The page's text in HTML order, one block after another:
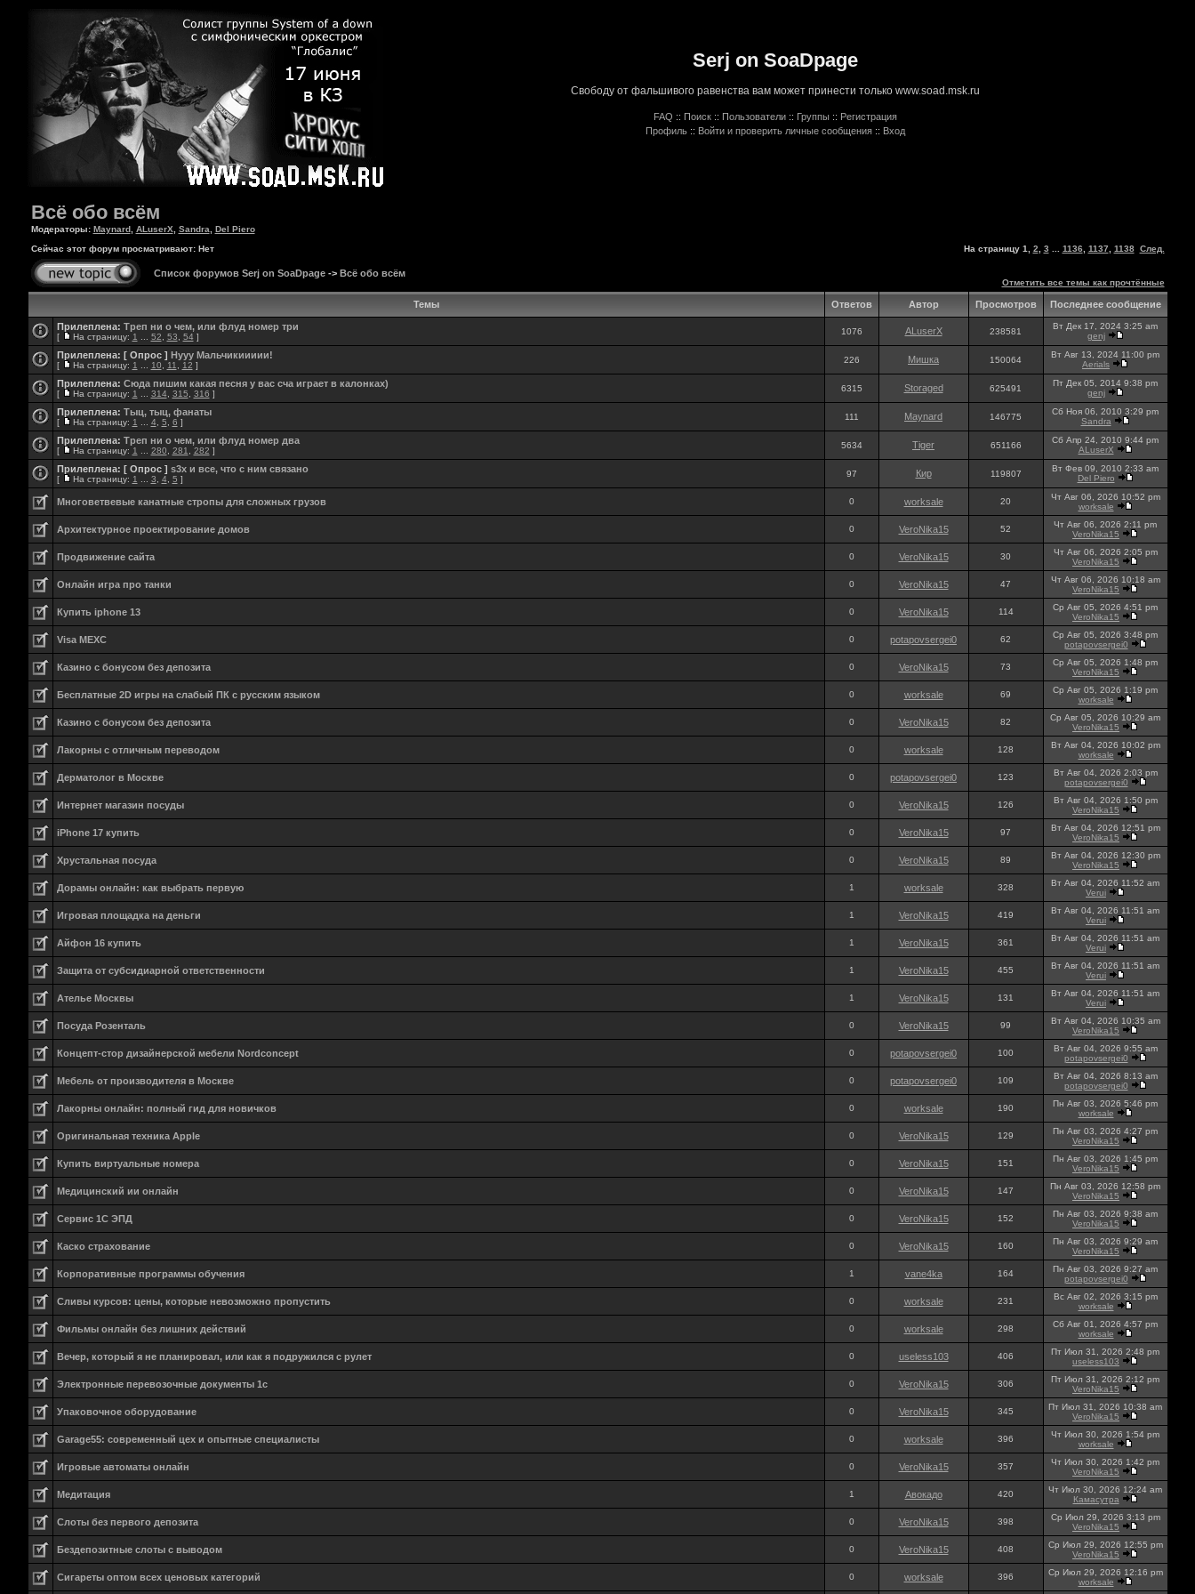
Serj on SoaDpage
Свободу от фальшивого равенства вам может принести только www.soad.msk.ru
FAQ :: Поиск :: Пользователи :: Группы :: Регистрация
Профиль :: Войти и проверить личные сообщения :: Вход
Всё обо всём
Модераторы: Maynard, ALuserX Sandra
Del Piero
Сейчас этот форум просматривают: Нет
На страницу 1 2 3 1136 1137 1138 След.
Список форумов Serj on SoaDpage-> Всё обо всём
Отметить все темы как прочтённые
Темы Ответов Автор Просмотров Последнее сообщение
Прилеплена: Треп ни о чем, или флуд номер три
[ На страницу: 1 52 53 54 ]
1076 ALuserX 238581
Вт Дек 17, 2024 3:25 am
genj
Прилеплена: [ Опрос ] Нууу Мальчикиииии!
[ На страницу: 1 10 11 12 ]
226 Мишка 150064
Вт Авг 13, 2024 11:00 pm
Aerials
Прилеплена: Сюда пишим какая песня у вас сча играет в калонках)
[ На страницу: 1 314 315 316 ]
6315 Storaged 625491
Пт Дек 05, 2014 9:38 pm
genj
Прилеплена: Тыц, тыц, фанаты
[ На страницу: 1 4 5 6 ]
111 Maynard 146775
Сб Ноя 06, 2010 3:29 pm
Sandra
Прилеплена: Треп ни о чем, или флуд номер два
[ На страницу: 1 280 281 282 ]
5634 Tiger 651166
Сб Апр 24, 2010 9:44 pm
ALuserX
Прилеплена: [ Опрос ] s3x и все, что с ним связано
[ На страницу: 1 3 4 5 ]
97 Кир 119807
Вт Фев 09, 2010 2:33 am
Del Piero
Многоветвевые канатные стропы для сложных грузов 0 worksale 20
Чт Авг 06, 2026 10:52 pm
worksale
Aрхитектурное проектирование домов 0 VeroNika15 52
Чт Авг 06, 2026 2:11 pm
VeroNika15
Продвижение сайта 0 VeroNika15 30
Чт Авг 06, 2026 2:05 pm
VeroNika15
Онлайн игра про танки 0 VeroNika15 47
Чт Авг 06, 2026 10:18 am
VeroNika15
Купить iphone 13 0 VeroNika15 114
Ср Авг 05, 2026 4:51 pm
VeroNika15
Visa MEXC 0 potapovsergei0 62
Ср Авг 05, 2026 3:48 pm
potapovsergei0
Казино с бонусом без депозита 0 VeroNika15 73
Ср Авг 05, 2026 1:48 pm
VeroNika15
Бесплатные 2D игры на слабый ПК с русским языком 0 worksale 69
Ср Авг 05, 2026 1:19 pm
worksale
Казино с бонусом без депозита 0 VeroNika15 82
Ср Авг 05, 2026 10:29 am
VeroNika15
Лакорны с отличным переводом 0 worksale 128
Вт Авг 04, 2026 10:02 pm
worksale
Дерматолог в Москве 0 potapovsergei0 123
Вт Авг 04, 2026 2:03 pm
potapovsergei0
Интернет магазин посуды 0 VeroNika15 126
Вт Авг 04, 2026 1:50 pm
VeroNika15
iPhone 17 купить 0 VeroNika15 97
Вт Авг 04, 2026 12:51 pm
VeroNika15
Хрустальная посуда 0 VeroNika15 89
Вт Авг 04, 2026 12:30 pm
VeroNika15
Дорамы онлайн: как выбрать первую 1 worksale 328
Вт Авг 04, 2026 11:52 am
Verui
Игровая площадка на деньги 1 VeroNika15 419
Вт Авг 04, 2026 11:51 am
Verui
Айфон 16 купить 1 VeroNika15 361
Вт Авг 04, 2026 11:51 am
Verui
Защита от субсидиарной ответственности 1 VeroNika15 455
Вт Авг 04, 2026 11:51 am
Verui
Ателье Москвы 1 VeroNika15 131
Вт Авг 04, 2026 11:51 am
Verui
Посуда Розенталь 0 VeroNika15 99
Вт Авг 04, 2026 10:35 am
VeroNika15
Концепт-стор дизайнерской мебели Nordconcept 0 potapovsergei0 100
Вт Авг 04, 2026 9:55 am
potapovsergei0
Мебель от производителя в Москве 0 potapovsergei0 109
Вт Авг 04, 2026 8:13 am
potapovsergei0
Лакорны онлайн: полный гид для новичков 0 worksale 190
Пн Авг 03, 2026 5:46 pm
worksale
Оригинальная техника Apple 0 VeroNika15 129
Пн Авг 03, 2026 4:27 pm
VeroNika15
Купить виртуальные номера 0 VeroNika15 151
Пн Авг 03, 2026 1:45 pm
VeroNika15
Медицинский ии онлайн 0 VeroNika15 147
Пн Авг 03, 2026 12:58 pm
VeroNika15
Сервис 1С ЭПД 0 VeroNika15 152
Пн Авг 03, 2026 9:38 am
VeroNika15
Каско страхование 0 VeroNika15 160
Пн Авг 03, 2026 9:29 am
VeroNika15
Корпоративные программы обучения 1 vane4ka 164
Пн Авг 03, 2026 9:27 am
potapovsergei0
Сливы курсов: цены, которые невозможно пропустить 0 worksale 231
Вс Авг 02, 2026 3:15 pm
worksale
Фильмы онлайн без лишних действий 0 worksale 298
Сб Авг 01, 2026 4:57 pm
worksale
Вечер, который я не планировал, или как я подружился с рулет 0 useless103 406
Пт Июл 31, 2026 2:48 pm
useless103
Электронные перевозочные документы 1с 0 VeroNika15 306
Пт Июл 31, 2026 2:12 pm
VeroNika15
Упаковочное оборудование 0 VeroNika15 345
Пт Июл 31, 2026 10:38 am
VeroNika15
Garage55: современный цех и опытные специалисты 0 worksale 396
Чт Июл 30, 2026 1:54 pm
worksale
Игровые автоматы онлайн 0 VeroNika15 357
Чт Июл 30, 2026 1:42 pm
VeroNika15
Медитация 1 Авокадо 420
Чт Июл 30, 2026 12:24 am
Камасутра
Слоты без первого депозита 0 VeroNika15 398
Ср Июл 29, 2026 3:13 pm
VeroNika15
Бездепозитные слоты с выводом 0 VeroNika15 408
Ср Июл 29, 2026 12:55 pm
VeroNika15
Сигареты оптом всех ценовых категорий 0 worksale 396
Ср Июл 29, 2026 12:16 pm
worksale